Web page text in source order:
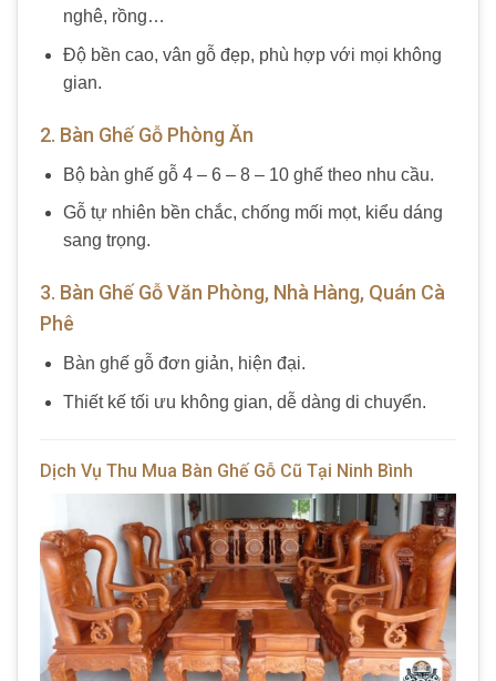
nghê, rồng…
Độ bền cao, vân gỗ đẹp, phù hợp với mọi không
gian.
2. Bàn Ghế Gỗ Phòng Ăn
Bộ bàn ghế gỗ 4 – 6 – 8 – 10 ghế theo nhu cầu.
Gỗ tự nhiên bền chắc, chống mối mọt, kiểu dáng
sang trọng.
3. Bàn Ghế Gỗ Văn Phòng, Nhà Hàng, Quán Cà
Phê
Bàn ghế gỗ đơn giản, hiện đại.
Thiết kế tối ưu không gian, dễ dàng di chuyển.
Dịch Vụ Thu Mua Bàn Ghế Gỗ Cũ Tại Ninh Bình